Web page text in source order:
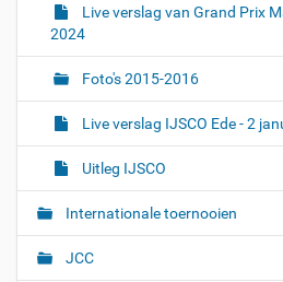
e
Live verslag van Grand Prix
2024
Foto's 2015-2016
Live verslag IJSCO Ede - 2
Uitleg IJSCO
Internationale toernooien
JCC